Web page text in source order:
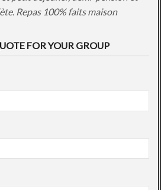
Repas 100% faits maison
FOR YOUR GROUP